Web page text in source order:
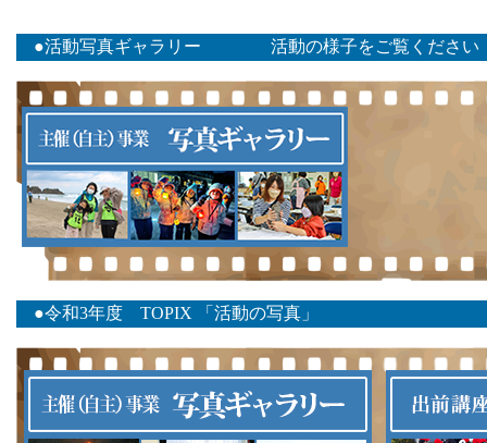
●活動写真ギャラリー 活動の様子をご覧ください
●令和3年度 TOPIX 「活動の写真」